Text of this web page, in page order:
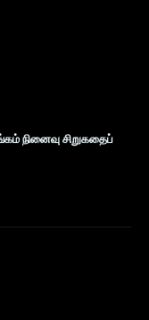
நினைவு சிறுகதைப்